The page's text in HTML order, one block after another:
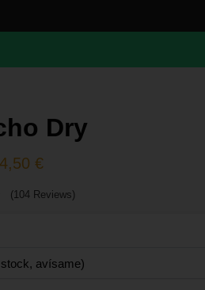
Dry
€
(104 Reviews)